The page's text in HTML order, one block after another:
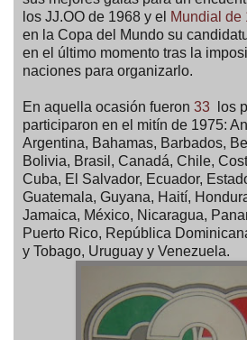
los JJ.OO de 1968 y el Mundial de
en la Copa del Mundo su
en el último momento tras la
naciones para organizarlo.
En aquella ocasión fueron 33
los
participaron en el mitín de 1975:
Argentina, Bahamas, Barbados,
Bolivia, Brasil, Canadá, Chile,
Cuba, El Salvador, Ecuador,
Guatemala, Guyana, Haití,
Jamaica, México, Nicaragua,
Puerto Rico, República
y Tobago, Uruguay y Venezuela.